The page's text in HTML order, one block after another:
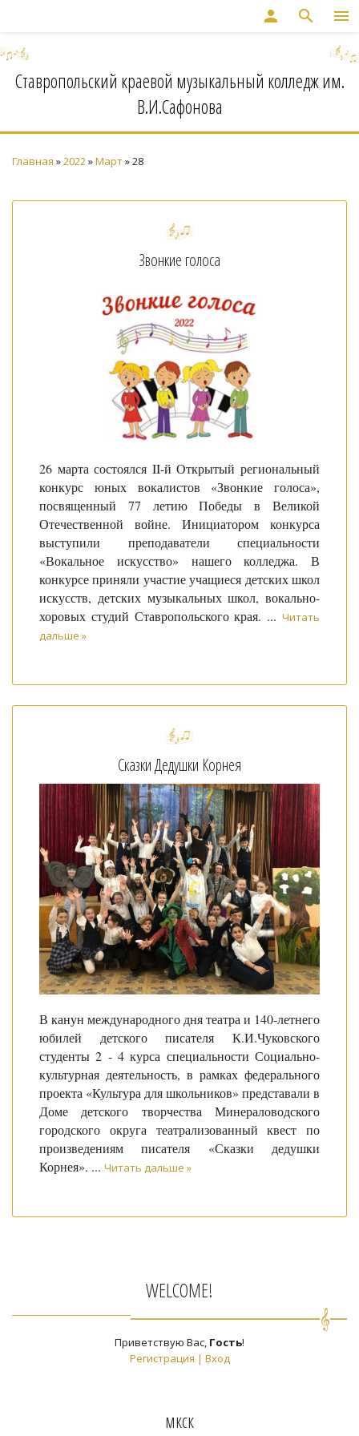
menu
search
person
Ставропольский краевой музыкальный колледж им.
В.И.Сафонова
Главная »2022»Март»28
Звонкие голоса
26 марта состоялся II-й Открытый региональный
конкурс юных вокалистов «Звонкие голоса»,
посвященный 77 летию Победы в Великой
Отечественной войне. Инициатором конкурса
выступили преподаватели специальности
«Вокальное искусство» нашего колледжа. В
конкурсе приняли участие учащиеся детских школ
искусств, детских музыкальных школ, вокально-
хоровых студий Ставропольского края. ...Читать
дальше »
Сказки Дедушки Корнея
В канун международного дня театра и 140-летнего
юбилей детского писателя К.И.Чуковского
студенты 2 - 4 курса специальности Социально-
культурная деятельность, в рамках федерального
проекта «Культура для школьников» представали в
Доме детского творчества Минераловодского
городского округа театрализованный квест по
произведениям писателя «Сказки дедушки
Корнея». ... Читать дальше »
WELCOME!
Приветствую Вас, Гость!
Регистрация | Вход
мкск